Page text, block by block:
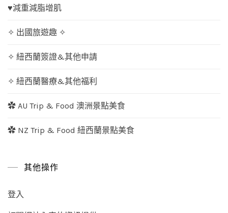
♥減重減脂增肌
✧ 出國旅遊趣 ✧
✧ 紐西蘭簽證&其他申請
✧ 紐西蘭醫療&其他福利
✿ AU Trip & Food 澳洲景點美食
✿ NZ Trip & Food 紐西蘭景點美食
其他操作
登入